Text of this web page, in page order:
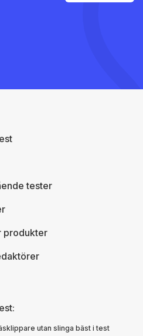
tester
produkter
utan slinga bäst i test